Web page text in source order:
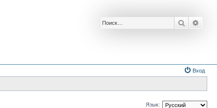
Поиск
Вход
Язык: